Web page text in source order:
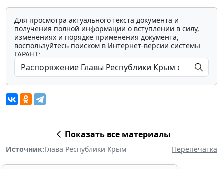
Для просмотра актуального текста документа и
получения полной информации о вступлении в силу,
изменениях и порядке применения документа,
воспользуйтесь поиском в Интернет-версии системы
ГАРАНТ:
Показать все материалы
Источник:Глава Республики Крым Перепечатка